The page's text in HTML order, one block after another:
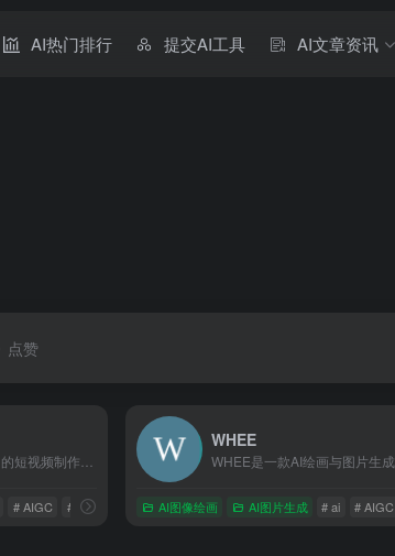
AI热门排行 提交AI工具 AI文章资讯
点赞
# AIGC # 美图AI
WHEE
AI图像绘画 AI图片生成 # ai # AIGC